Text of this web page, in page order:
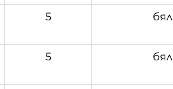
5 бял
5 бял